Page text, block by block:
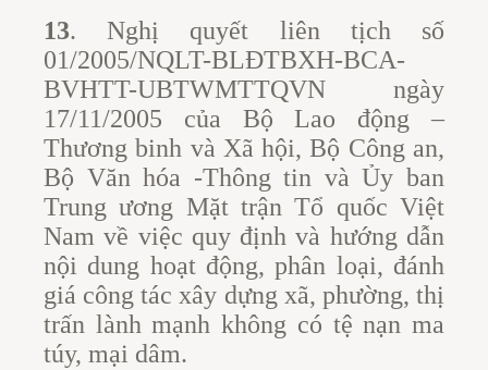
13. Nghị quyết liên tịch số
01/2005/NQLT-BLĐTBXH-BCA-
BVHTT-UBTWMTTQVN ngày
17/11/2005 của Bộ Lao động –
Thương binh và Xã hội, Bộ Công an,
Bộ Văn hóa -Thông tin và Ủy ban
Trung ương Mặt trận Tổ quốc Việt
Nam về việc quy định và hướng dẫn
nội dung hoạt động, phân loại, đánh
giá công tác xây dựng xã, phường, thị
trấn lành mạnh không có tệ nạn ma
túy, mại dâm.